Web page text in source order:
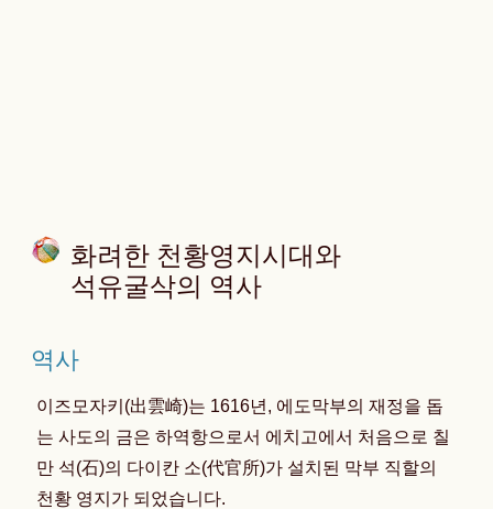
화려한 천황영지시대와
석유굴삭의 역사
역사
이즈모자키(出雲崎)는 1616년, 에도막부의 재정을 돕
는 사도의 금은 하역항으로서 에치고에서 처음으로 칠
만 석(石)의 다이칸 소(代官所)가 설치된 막부 직할의
천황 영지가 되었습니다.